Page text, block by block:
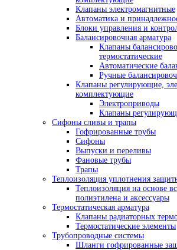
Клапаны электромагнитные
Автоматика и
Блоки управления и
Балансировочная арматура
Клапаны
термостатические
Автоматические
Ручные
Клапаны регулирующие,
комплектующие
Электроприводы
Клапаны
Сифоны сливы и трапы
Гофрированные трубы
Сифоны
Выпуски и переливы
Фановые трубы
Трапы
Теплоизоляция уплотнения
Теплоизоляция на основе
полиэтилена и аксессуары
Термостатическая арматура
Клапаны радиаторных
Термостатические элементы
Трубопроводные системы
Шланги гофрированные